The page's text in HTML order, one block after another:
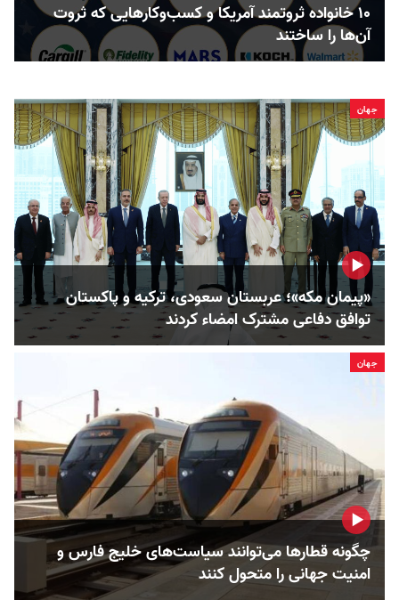
۱۰ خانواده ثروتمند آمریکا و کسب‌وکارهایی که ثروت
آن‌ها را ساختند
جهان
«پیمان مکه»؛ عربستان سعودی، ترکیه و پاکستان
توافق دفاعی مشترک امضاء کردند
جهان
چگونه قطارها می‌توانند سیاست‌های خلیج فارس و
امنیت جهانی را متحول کنند